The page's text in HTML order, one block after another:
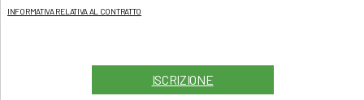
INFORMATIVA RELATIVA AL CONTRATTO
ISCRIZIONE